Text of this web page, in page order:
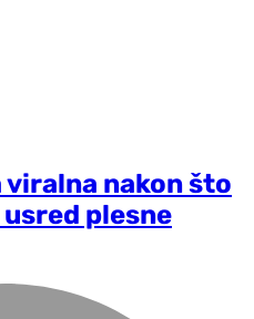
nakon što
plesne